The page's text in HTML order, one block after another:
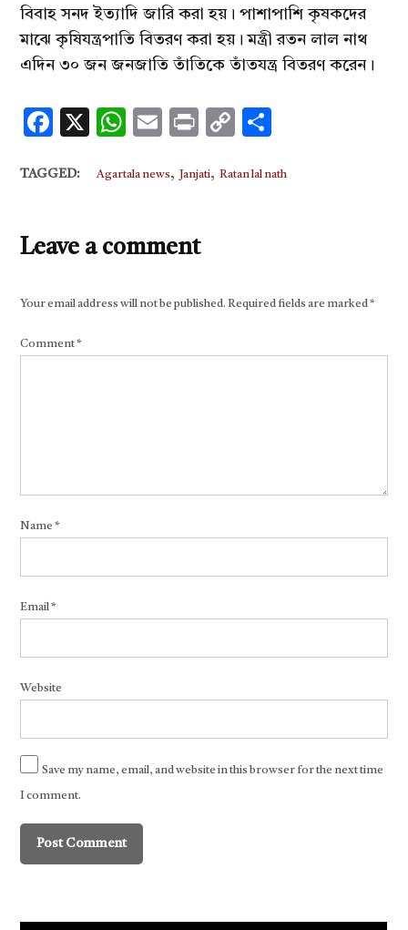
বিবাহ সনদ ইত্যাদি জারি করা হয়। পাশাপাশি কৃষকদের
মাঝে কৃষিযন্ত্রপাতি বিতরণ করা হয়। মন্ত্রী রতন লাল নাথ
এদিন ৩০ জন জনজাতি তাঁতিকে তাঁতযন্ত্র বিতরণ করেন।
Facebook
X WhatsApp
EmailPrintCopy
TAGGED: Agartala news,Janjati,Ratan lal nath
Leave a comment
Your email address will not be published. Required fields are marked*
Comment*
Name*
Email*
Website
Save my name, email, and website in this browser for the next time
I comment.